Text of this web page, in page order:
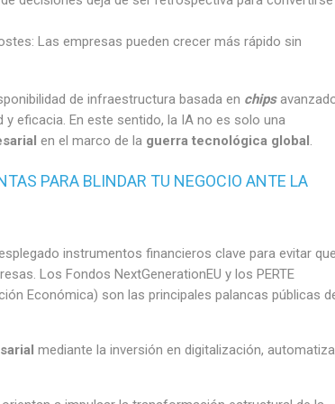
Las empresas pueden crecer más rápido sin
de infraestructura basada en chips
eficacia. En este sentido, la IA no es solo una
en el marco de la guerra tecnológica global
PARA BLINDAR TU NEGOCIO ANTE LA
instrumentos financieros clave para evitar
Los Fondos NextGenerationEU y los PERTE
Económica) son las principales palancas públicas
mediante la inversión en digitalización,